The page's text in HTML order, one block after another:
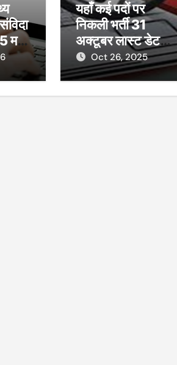
मई
यहाँ कई पदों पर
निकली भर्ती 31
अक्टूबर लास्ट डेट..
जल्द ही करें आवेदन
Oct 26, 2025